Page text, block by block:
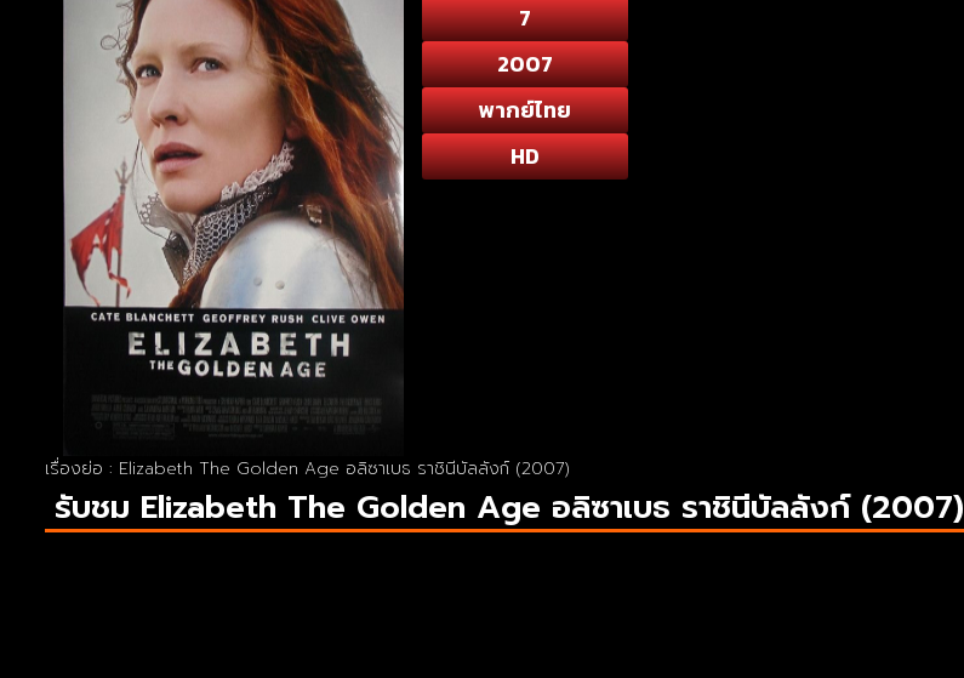
7
2007
พากย์ไทย
HD
เรื่องย่อ : Elizabeth The Golden Age อลิซาเบธ ราชินีบัลลังก์ (2007)
รับชม Elizabeth The Golden Age อลิซาเบธ ราชินีบัลลังก์ (2007)